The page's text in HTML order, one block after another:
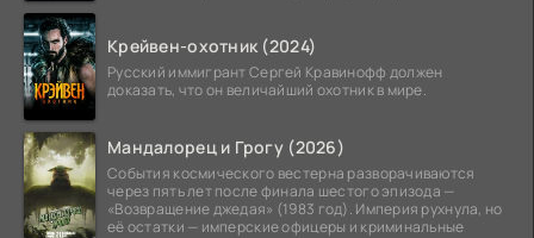
Крейвен-охотник (2024)
Русский иммигрант Сергей Кравинофф должен
доказать, что он величайший охотник в мире.
Мандалорец и Грогу (2026)
События космического вестерна разворачиваются
через пять лет после финала шестого эпизода —
«Возвращение джедая» (1983 год). Империя рухнула, но
её остатки — имперские офицеры и криминальные